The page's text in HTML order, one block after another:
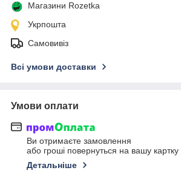
Магазини Rozetka
Укрпошта
Самовивіз
Всі умови доставки
Умови оплати
Ви отримаєте замовлення
або гроші повернуться на вашу картку
Детальніше